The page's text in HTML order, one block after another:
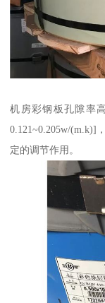
机房彩钢板孔隙率
0.121~0.205w/(m.k)]
定的调节作用。